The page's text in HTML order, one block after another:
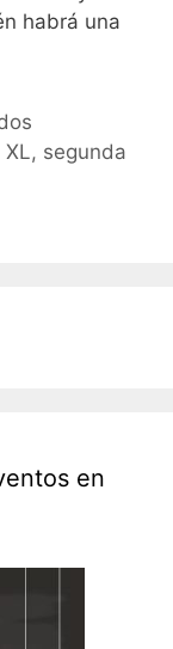
habrá una
XL, segunda
en